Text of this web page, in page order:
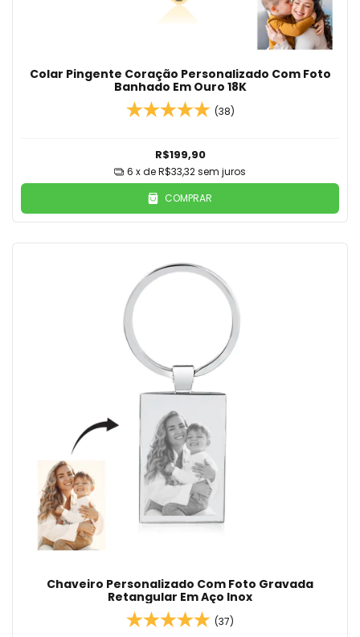
Colar Pingente Coração Personalizado Com Foto
Banhado Em Ouro 18K
(38)
R$199,90
6 x deR$33,32sem juros
COMPRAR
Chaveiro Personalizado Com Foto Gravada
Retangular Em Aço Inox
(37)